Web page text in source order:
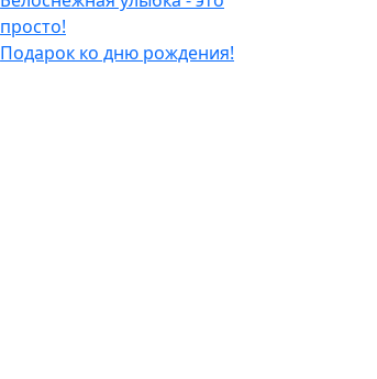
просто!
Подарок ко дню рождения!